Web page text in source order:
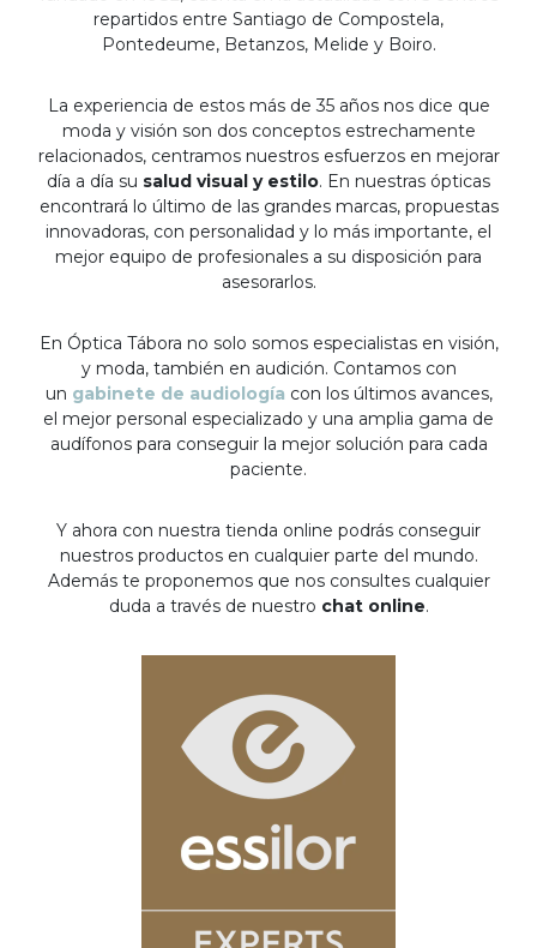
repartidos entre Santiago de Compostela,
Pontedeume, Betanzos, Melide y Boiro.
La experiencia de estos más de 35 años nos dice que
moda y visión son dos conceptos estrechamente
relacionados, centramos nuestros esfuerzos en mejorar
día a día su salud visual y estilo. En nuestras ópticas
encontrará lo último de las grandes marcas, propuestas
innovadoras, con personalidad y lo más importante, el
mejor equipo de profesionales a su disposición para
asesorarlos.
En Óptica Tábora no solo somos especialistas en visión,
y moda, también en audición. Contamos con
un gabinete de audiología con los últimos avances,
el mejor personal especializado y una amplia gama de
audífonos para conseguir la mejor solución para cada
paciente.
Y ahora con nuestra tienda online podrás conseguir
nuestros productos en cualquier parte del mundo.
Además te proponemos que nos consultes cualquier
duda a través de nuestro chat online.